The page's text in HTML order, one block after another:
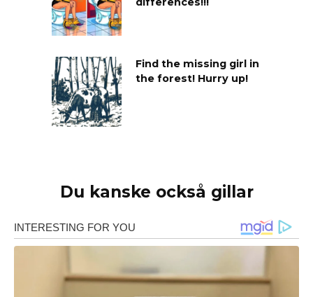
Find the missing girl in
the forest! Hurry up!
Du kanske också gillar